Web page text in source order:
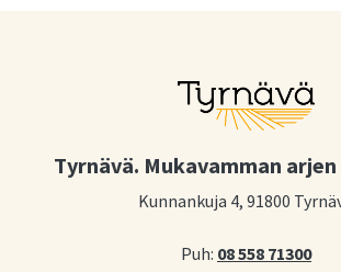
Tyrnävä. Mukavamman
Kunnankuja 4, 91800
Puh: 08 558 71300